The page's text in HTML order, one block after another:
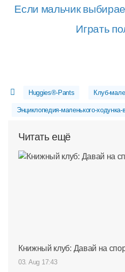
Если мальчик
Играть
Huggies®-Pants Клуб-
Энциклопедия-маленького-ходунка-
Читать ещё
Книжный клуб: Давай на
03. Aug 17:43